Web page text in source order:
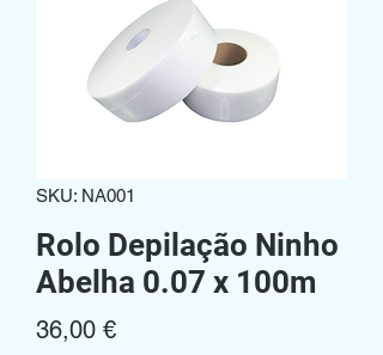
SKU: NA001
Rolo Depilação Ninho
Abelha 0.07 x 100m
36,00 €Preço